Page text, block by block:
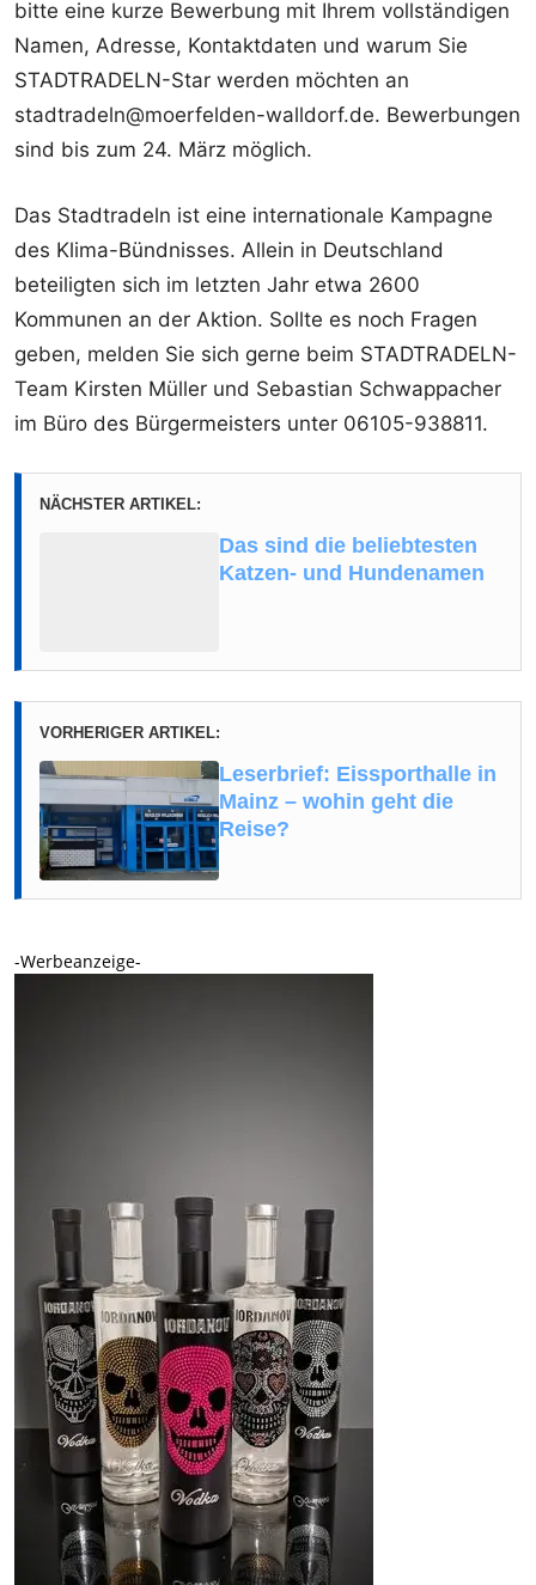
bitte eine kurze Bewerbung mit Ihrem vollständigen
Namen, Adresse, Kontaktdaten und warum Sie
STADTRADELN-Star werden möchten an
stadtradeln@moerfelden-walldorf.de. Bewerbungen
sind bis zum 24. März möglich.
Das Stadtradeln ist eine internationale Kampagne
des Klima-Bündnisses. Allein in Deutschland
beteiligten sich im letzten Jahr etwa 2600
Kommunen an der Aktion. Sollte es noch Fragen
geben, melden Sie sich gerne beim STADTRADELN-
Team Kirsten Müller und Sebastian Schwappacher
im Büro des Bürgermeisters unter 06105-938811.
NÄCHSTER ARTIKEL:
Das sind die beliebtesten
Katzen- und Hundenamen
VORHERIGER ARTIKEL:
Leserbrief: Eissporthalle in
Mainz – wohin geht die
Reise?
-Werbeanzeige-